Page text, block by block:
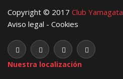
Copyright © 2017 Club Yamagata
Aviso legal - Cookies
Nuestra localización